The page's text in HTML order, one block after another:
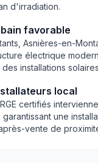
d'irradiation.
favorable
Asnières-en-
électrique
installations
local
certifiés
, garantissant une
vente de